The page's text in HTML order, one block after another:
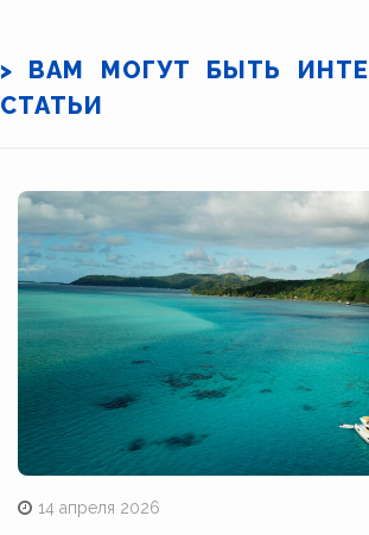
> ВАМ МОГУТ БЫТЬ
СТАТЬИ
14 апреля 2026